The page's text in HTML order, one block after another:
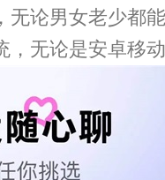
论男女老少都
无论是安卓移